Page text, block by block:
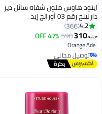
7
ايتود هاوس ملون شفاه سائل دير
دارلينج رقم 03 أورانج إيد
4.2
366
جنيه310
590
47% OFF
Orange Ade
توصيل مجاني
توصيل مجاني